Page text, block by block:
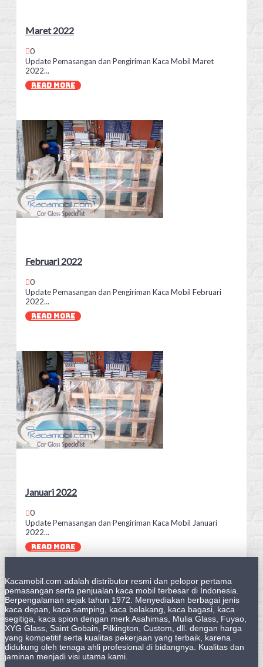
Maret 2022
0
Update Pemasangan dan Pengiriman Kaca Mobil Maret
2022...
READ MORE
Februari 2022
0
Update Pemasangan dan Pengiriman Kaca Mobil Februari
2022...
READ MORE
Januari 2022
0
Update Pemasangan dan Pengiriman Kaca Mobil Januari
2022...
READ MORE
Kacamobil.com adalah distributor resmi dan pelopor pertama
pemasangan serta penjualan kaca mobil terbesar di Indonesia.
Berpengalaman sejak tahun 1972. Menyediakan berbagai jenis
kaca depan, kaca samping, kaca belakang, kaca bagasi, kaca
segitiga, kaca spion dengan merk Asahimas, Mulia Glass, Fuyao,
XYG Glass, Saint Gobain, Pilkington, Custom, dll. dengan harga
yang kompetitif serta kualitas pekerjaan yang terbaik, karena
didukung oleh tenaga ahli profesional di bidangnya. Kualitas dan
jaminan menjadi visi utama kami.